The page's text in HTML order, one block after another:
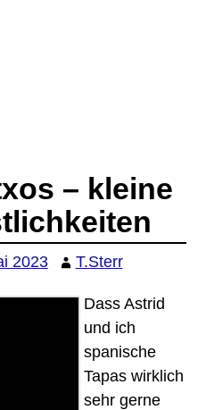
– kleine
2023 T.Sterr
Dass Astrid
und ich
spanische
Tapas wirklich
sehr gerne